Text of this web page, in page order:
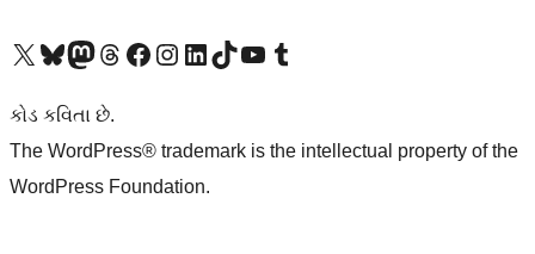
અમારા X (અગાઉ ટ્વિટર) એકાઉન્ટની મુલાકાત લોઅમારા Bluesky એકાઉન્ટની મુલાકાત લોઅમારા માસ્ટોડોન એકાઉન્ટની મુલાકાત લોઅમારા Threads એકાઉન્ટની મુલાકાત લો અમારા ફેસબુક પેજની મુલાકાત લોઅમારા ઇન્સ્ટાગ્રામ એકાઉન્ટની મુલાકાત લો અમારા LinkedIn એકાઉન્ટની મુલાકાત લોઅમારા TikTok એકાઉન્ટની મુલાકાત લોઅમારી YouTube ચેનલની મુલાકાત લો અમારા Tumblr એકાઉન્ટની મુલાકાત લો
કોડ કવિતા છે.
The WordPress® trademark is the intellectual property of the
WordPress Foundation.